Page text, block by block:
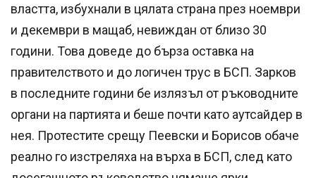
властта, избухнали в цялата страна през ноември
и декември в мащаб, невиждан от близо 30
години. Това доведе до бърза оставка на
правителството и до логичен трус в БСП. Зарков
в последните години бе излязъл от ръководните
органи на партията и беше почти като аутсайдер в
нея. Протестите срещу Пеевски и Борисов обаче
реално го изстреляха на върха в БСП, след като